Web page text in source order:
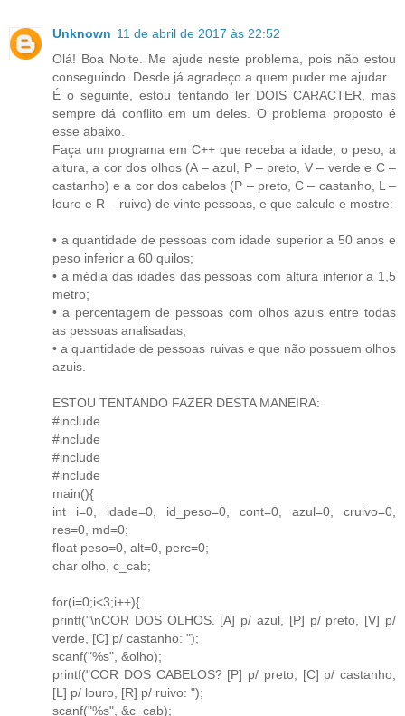
Unknown 11 de abril de 2017 às 22:52
Olá! Boa Noite. Me ajude neste problema, pois não estou
conseguindo. Desde já agradeço a quem puder me ajudar.
É o seguinte, estou tentando ler DOIS CARACTER, mas
sempre dá conflito em um deles. O problema proposto é
esse abaixo.
Faça um programa em C++ que receba a idade, o peso, a
altura, a cor dos olhos (A – azul, P – preto, V – verde e C –
castanho) e a cor dos cabelos (P – preto, C – castanho, L –
louro e R – ruivo) de vinte pessoas, e que calcule e mostre:
• a quantidade de pessoas com idade superior a 50 anos e
peso inferior a 60 quilos;
• a média das idades das pessoas com altura inferior a 1,5
metro;
• a percentagem de pessoas com olhos azuis entre todas
as pessoas analisadas;
• a quantidade de pessoas ruivas e que não possuem olhos
azuis.
ESTOU TENTANDO FAZER DESTA MANEIRA:
#include
#include
#include
#include
main(){
int i=0, idade=0, id_peso=0, cont=0, azul=0, cruivo=0,
res=0, md=0;
float peso=0, alt=0, perc=0;
char olho, c_cab;
for(i=0;i<3;i++){
printf("\nCOR DOS OLHOS. [A] p/ azul, [P] p/ preto, [V] p/
verde, [C] p/ castanho: ");
scanf("%s", &olho);
printf("COR DOS CABELOS? [P] p/ preto, [C] p/ castanho,
[L] p/ louro, [R] p/ ruivo: ");
scanf("%s", &c_cab);